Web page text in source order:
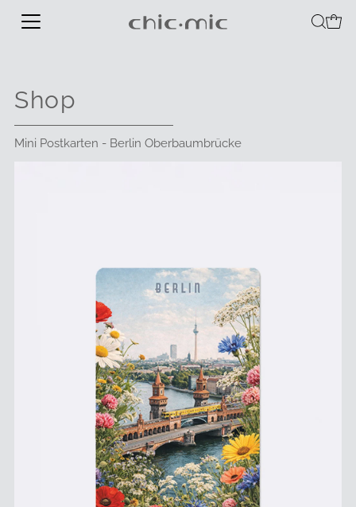
Shop
Mini Postkarten - Berlin Oberbaumbrücke